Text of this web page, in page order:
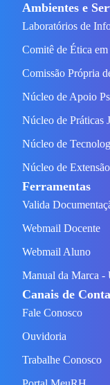
Ambientes e
Laboratórios de
Comitê de Ética
Comissão Própria
Núcleo de Apoio
Núcleo de Práticas
Núcleo de
Núcleo de
Ferramentas
Valida
Webmail Docente
Webmail Aluno
Manual da Marca -
Canais de
Fale Conosco
Ouvidoria
Trabalhe Conosco